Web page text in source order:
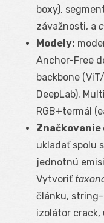
boxy),
závažnosti, a
Modely:
Anchor-Free
backbone
DeepLab).
RGB+termál
Značkovanie
ukladať spolu
jednotnú
Vytvoriť
článku,
izolátor crack,